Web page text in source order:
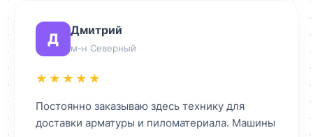
Д
Дмитрий
м-н Северный
★★★★★
Постоянно заказываю здесь технику для
доставки арматуры и пиломатериала. Машины